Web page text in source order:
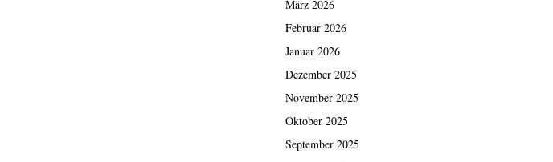
März 2026
Februar 2026
Januar 2026
Dezember 2025
November 2025
Oktober 2025
September 2025